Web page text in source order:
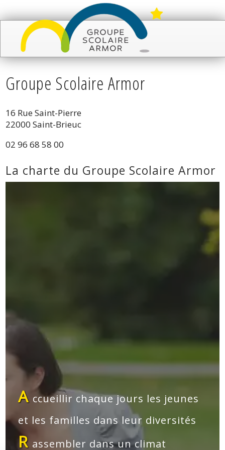
Groupe Scolaire Armor
16 Rue Saint-Pierre
22000 Saint-Brieuc
02 96 68 58 00
La charte du Groupe Scolaire Armor
A ccueillir chaque jours les jeunes
et les familles dans leur diversités
R assembler dans un climat